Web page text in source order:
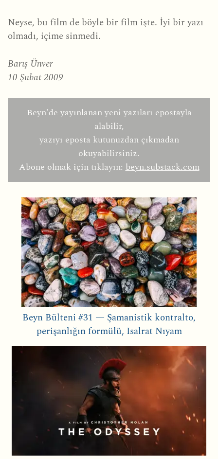
Neyse, bu film de böyle bir film işte. İyi bir yazı
olmadı, içime sinmedi.
Barış Ünver
10 Şubat 2009
Beyn'de yayınlanan yeni yazıları epostayla
alabilir,
yazıyı eposta kutunuzdan çıkmadan
okuyabilirsiniz.
Abone olmak için tıklayın:beyn.substack.com
Beyn Bülteni #31 — Şamanistik kontralto,
perişanlığın formülü, Isalrat Nıyam